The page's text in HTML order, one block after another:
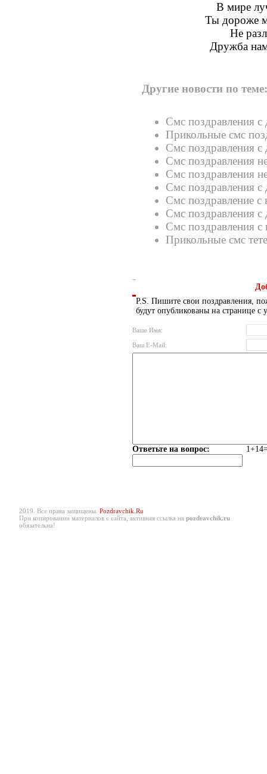
В мире
Ты дороже
Не
Дружба
Другие новости по теме:
Смс поздравления
Прикольные смс
Смс поздравления
Смс поздравления
Смс поздравления
Смс поздравления с
Смс поздравление
Смс поздравления
Смс поздравления с
Прикольные смс тете
P.S. Пишите свои поздравления,
будут опубликованы на странице с
Ваше Имя:
Ваш E-Mail:
Ответьте на вопрос:
2019. Все права защищены. Pozdravchik.Ru
При копировании материалов с сайта, активная ссылка на pozdravchik.ru
обязательна!